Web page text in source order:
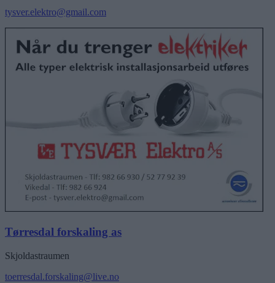
tysver.elektro@gmail.com
Tørresdal forskaling as
Skjoldastraumen
toerresdal.forskaling@live.no